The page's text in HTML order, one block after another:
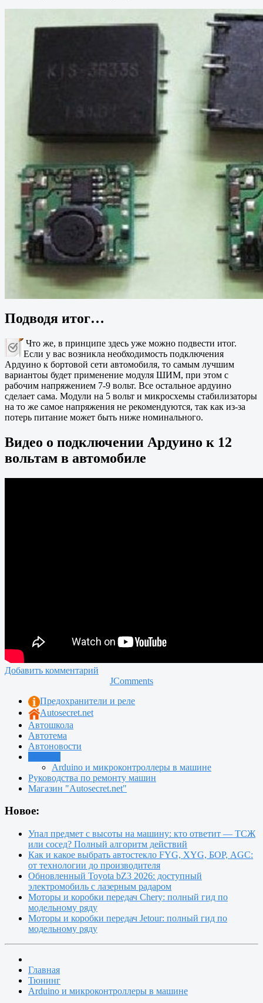
Подводя итог…
Что же, в принципе здесь уже можно подвести итог.
Если у вас возникла необходимость подключения
Ардуино к бортовой сети автомобиля, то самым лучшим
вариантоы будет применение модуля ШИМ, при этом с
рабочим напряжением 7-9 вольт. Все остальное ардуино
сделает сама. Модули на 5 вольт и микросхемы стабилизаторы
на то же самое напряжения не рекомендуются, так как из-за
потерь питание может быть ниже номинального.
Видео о подключении Ардуино к 12
вольтам в автомобиле
Добавить комментарий
JComments
Предохранители и реле
Autosecret.net
Автошкола
Автотема
Автоновости
Arduino и микроконтроллеры в машине
Руководства по ремонту машин
Магазин "Autosecret.net"
Новое:
Упал предмет с высоты на машину: кто ответит — ТСЖ
или сосед? Полный алгоритм действий
Как и какое выбрать автостекло FYG, XYG, БОР, AGC:
от технологии до производителя
Обновленный Toyota bZ3 2026: доступный
электромобиль с лазерным радаром
Моторы и коробки передач Chery: полный гид по
модельному ряду
Моторы и коробки передач Jetour: полный гид по
модельному ряду
Главная
Тюнинг
Arduino и микроконтроллеры в машине